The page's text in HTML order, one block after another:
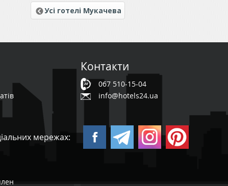
Усі готелі Мукачева
Контакти
067 510-15-04
info@hotels24.ua
мережах: